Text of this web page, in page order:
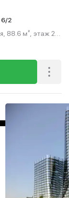
6/2
88.6 м², этаж 2